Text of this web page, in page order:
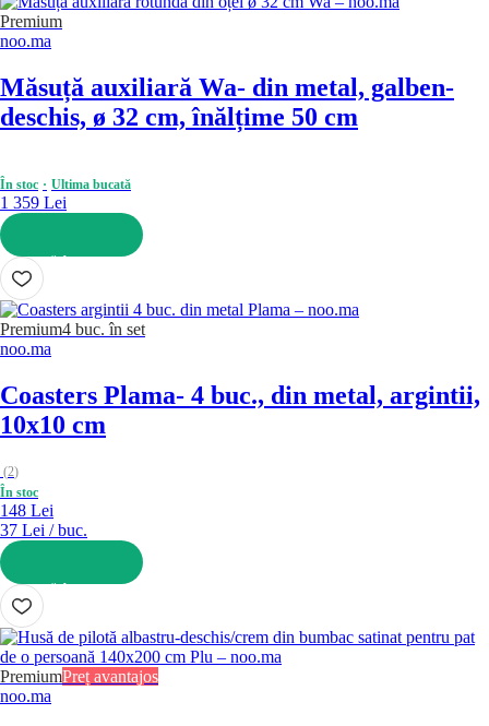
Premium
noo.ma
Măsuță auxiliară Wa- din metal, galben-
deschis, ø 32 cm, înălțime 50 cm
În stoc Ultima bucată
1 359 Lei
ADAUGĂ ÎN COȘ
Premium4 buc. în set
noo.ma
Coasters Plama- 4 buc., din metal, argintii,
10x10 cm
(2)
În stoc
148 Lei
37 Lei / buc.
ADAUGĂ ÎN COȘ
PremiumPreț avantajos
noo.ma